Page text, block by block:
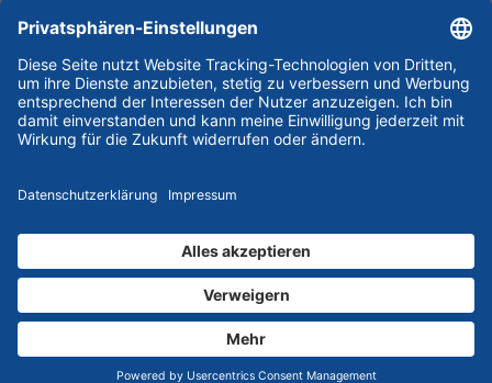
ESSKA International
new
new new
© 2026 ESSKA.de GmbH. Alle Rechte vorbehalten.